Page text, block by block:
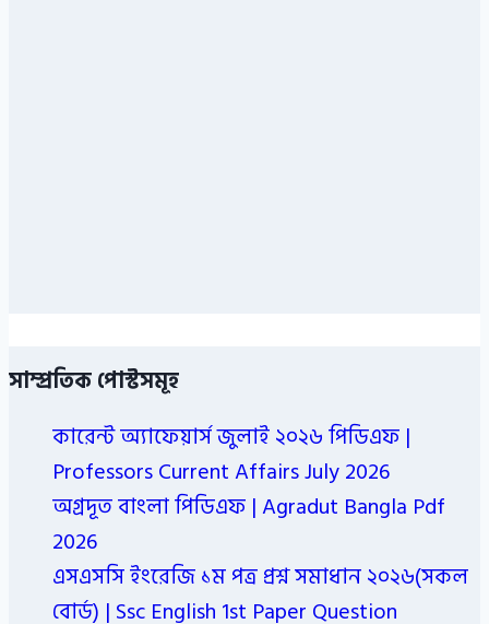
সাম্প্রতিক পোস্টসমূহ
কারেন্ট অ্যাফেয়ার্স জুলাই ২০২৬ পিডিএফ |
Professors Current Affairs July 2026
অগ্রদূত বাংলা পিডিএফ | Agradut Bangla Pdf
2026
এসএসসি ইংরেজি ১ম পত্র প্রশ্ন সমাধান ২০২৬(সকল
বোর্ড) | Ssc English 1st Paper Question